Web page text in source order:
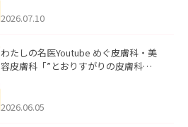
た。
2026.07.10
わたしの名医Youtube めぐ皮膚科・美
容皮膚科「”とおりすがりの皮膚科
2026.06.05